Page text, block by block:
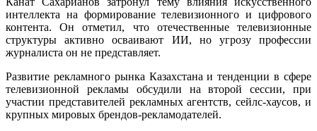
интеллекта на формирование телевизионного и цифрового
контента. Он отметил, что отечественные телевизионные
структуры активно осваивают ИИ, но угрозу профессии
журналиста он не представляет.
Развитие рекламного рынка Казахстана и тенденции в сфере
телевизионной рекламы обсудили на второй сессии, при
участии представителей рекламных агентств, сейлс-хаусов, и
крупных мировых брендов-рекламодателей.